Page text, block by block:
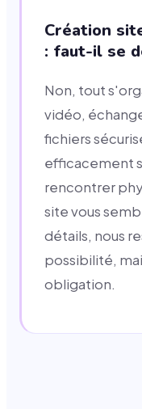
Création
: faut-il se
Non, tout
vidéo,
fichiers
efficacement
rencontrer
site vous
détails, nous
possibilité,
obligation.